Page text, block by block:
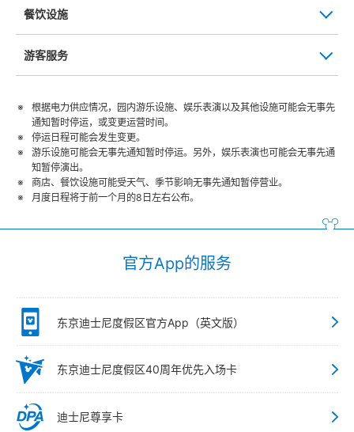
餐饮设施
游客服务
根据电力供应情况，园内游乐设施、娱乐表演以及其他设施可能会无事先
通知暂时停运，或变更运营时间。
停运日程可能会发生变更。
游乐设施可能会无事先通知暂时停运。另外，娱乐表演也可能会无事先通
知暂停演出。
商店、餐饮设施可能受天气、季节影响无事先通知暂停营业。
月度日程将于前一个月的8日左右公布。
官方App的服务
东京迪士尼度假区官方App（英文版）
东京迪士尼度假区40周年优先入场卡
迪士尼尊享卡